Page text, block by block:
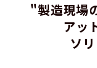
"製造現場
アッ
ソ